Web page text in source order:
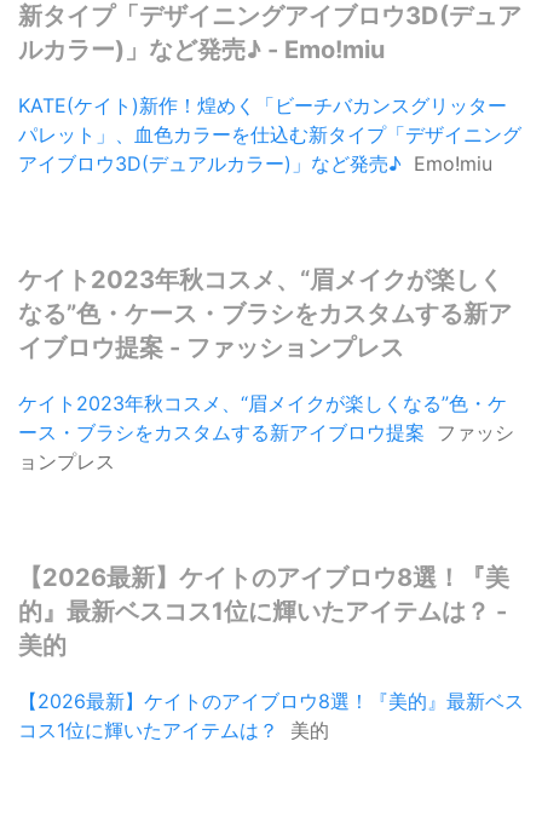
新タイプ「デザイニングアイブロウ3D(デュア
ルカラー)」など発売♪ - Emo!miu
KATE(ケイト)新作！煌めく「ビーチバカンスグリッター
パレット」、血色カラーを仕込む新タイプ「デザイニング
アイブロウ3D(デュアルカラー)」など発売♪ Emo!miu
ケイト2023年秋コスメ、“眉メイクが楽しく
なる”色・ケース・ブラシをカスタムする新ア
イブロウ提案 - ファッションプレス
ケイト2023年秋コスメ、“眉メイクが楽しくなる”色・ケ
ース・ブラシをカスタムする新アイブロウ提案 ファッシ
ョンプレス
【2026最新】ケイトのアイブロウ8選！『美
的』最新ベスコス1位に輝いたアイテムは？ -
美的
【2026最新】ケイトのアイブロウ8選！『美的』最新ベス
コス1位に輝いたアイテムは？
美的